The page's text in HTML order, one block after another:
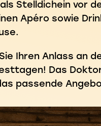
Stelldichein vor
Apéro sowie
Ihren Anlass an
Das
passende